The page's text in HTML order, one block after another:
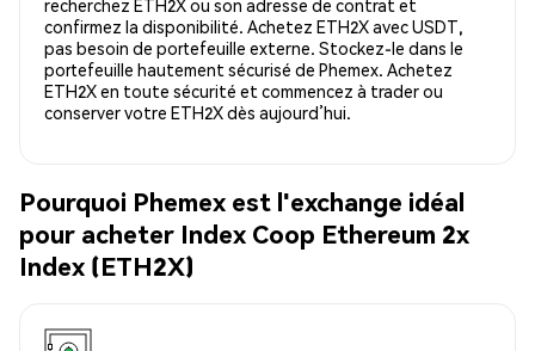
recherchez ETH2X ou son adresse de contrat et
confirmez la disponibilité. Achetez ETH2X avec USDT,
pas besoin de portefeuille externe. Stockez-le dans le
portefeuille hautement sécurisé de Phemex. Achetez
ETH2X en toute sécurité et commencez à trader ou
conserver votre ETH2X dès aujourd’hui.
Pourquoi Phemex est l'exchange idéal
pour acheter Index Coop Ethereum 2x
Index (ETH2X)